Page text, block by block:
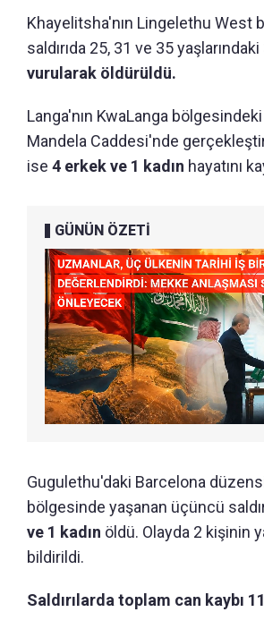
Khayelitsha'nın Lingelethu West
saldırıda 25, 31 ve 35 yaşlarındaki
vurularak öldürüldü.
Langa'nın KwaLanga
Mandela Caddesi'nde
ise 4 erkek ve 1 kadın hayatını
GÜNÜN ÖZETİ
Gugulethu'daki Barcelona
bölgesinde yaşanan üçüncü
ve 1 kadın öldü. Olayda 2 kişinin
bildirildi.
Saldırılarda toplam can kaybı